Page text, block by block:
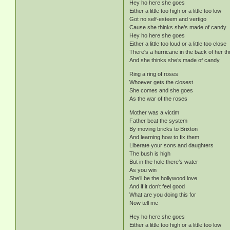
Hey ho here she goes
Either a little too high or a little too low
Got no self-esteem and vertigo
Cause she thinks she’s made of candy
Hey ho here she goes
Either a little too loud or a little too close
There's a hurricane in the back of her
And she thinks she’s made of candy
Ring a ring of roses
Whoever gets the closest
She comes and she goes
As the war of the roses
Mother was a victim
Father beat the system
By moving bricks to Brixton
And learning how to fix them
Liberate your sons and daughters
The bush is high
But in the hole there’s water
As you win
She’ll be the hollywood love
And if it don’t feel good
What are you doing this for
Now tell me
Hey ho here she goes
Either a little too high or a little too low